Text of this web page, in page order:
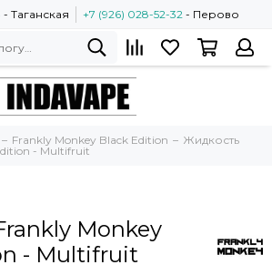
- Таганская +7 (926) 028-52-32 - Перово
Frankly Monkey Black Edition
Жидкость
- Multifruit
Monkey
- Multifruit